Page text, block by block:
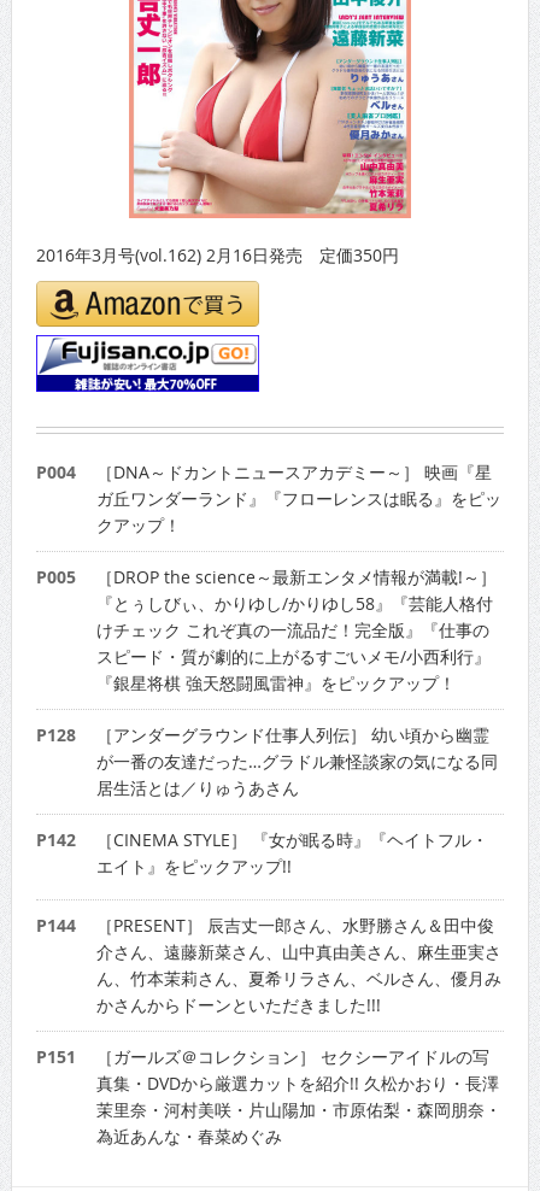
2016年3月号(vol.162) 2月16日発売 定価350円
P004
［DNA～ドカントニュースアカデミー～］ 映画『星
ガ丘ワンダーランド』『フローレンスは眠る』をピッ
クアップ！
P005
［DROP the science～最新エンタメ情報が満載!～］
『とぅしびぃ、かりゆし/かりゆし58』『芸能人格付
けチェック これぞ真の一流品だ！完全版』『仕事の
スピード・質が劇的に上がるすごいメモ/小西利行』
『銀星将棋 強天怒闘風雷神』をピックアップ！
P128
［アンダーグラウンド仕事人列伝］ 幼い頃から幽霊
が一番の友達だった…グラドル兼怪談家の気になる同
居生活とは／りゅうあさん
P142
［CINEMA STYLE］ 『女が眠る時』『ヘイトフル・
エイト』をピックアップ!!
P144
［PRESENT］ 辰吉丈一郎さん、水野勝さん＆田中俊
介さん、遠藤新菜さん、山中真由美さん、麻生亜実さ
ん、竹本茉莉さん、夏希リラさん、ベルさん、優月み
かさんからドーンといただきました!!!
P151
［ガールズ＠コレクション］ セクシーアイドルの写
真集・DVDから厳選カットを紹介!! 久松かおり・長澤
茉里奈・河村美咲・片山陽加・市原佑梨・森岡朋奈・
為近あんな・春菜めぐみ